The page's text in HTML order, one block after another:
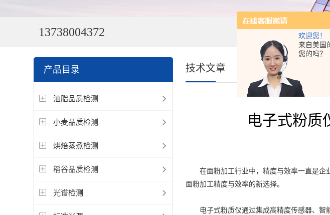
欢迎您！
来自美国
您的吗？
13738004372
产品目录
油脂品质检测
小麦品质检测
烘焙蒸煮检测
稻谷品质检测
光谱检测
技术文章
电子式粉质
在面粉加工行业中，精度与效率一直是企
面粉加工精度与效率的新选择。
电子式粉质仪通过集成高精度传感器、智